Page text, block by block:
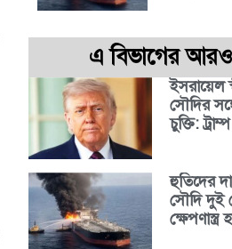
এ বিভাগের
ইসরায়েল
সৌদির
চুক্তি: ট্রাম্প
হুতিদের
সৌদি দুই
ক্ষেপণাস্ত্র